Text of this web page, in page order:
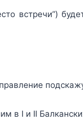
встречи”)
в I и II